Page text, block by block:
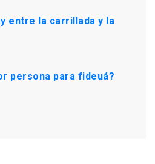
entre la carrillada y la
persona para fideuá?